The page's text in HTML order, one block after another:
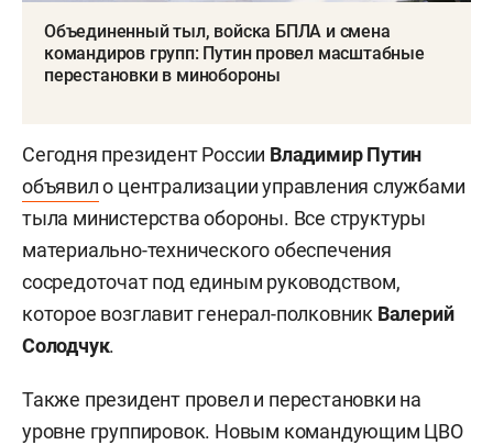
Объединенный тыл, войска БПЛА и смена
командиров групп: Путин провел масштабные
перестановки в минобороны
Сегодня президент России Владимир Путин
объявило централизации управления службами
тыла министерства обороны. Все структуры
материально-технического обеспечения
сосредоточат под единым руководством,
которое возглавит генерал-полковник Валерий
Солодчук.
Также президент провел и перестановки на
уровне группировок. Новым командующим ЦВО